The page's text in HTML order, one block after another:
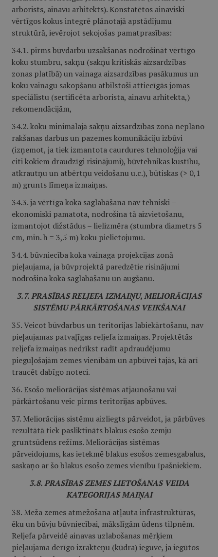
arborists, ainavu arhitekts). Konstatētos ainaviski
vērtīgos kokus integrē plānotajā apstādījumu
struktūrā, ievērojot sekojošas pamatprasības:
34.1. pirms būvdarbu uzsākšanas nodrošināt vērtīgo
koku stumbru, sakņu (sakņu kritiskās aizsardzības
zonas platībā) un vainaga aizsardzības pasākumus un
koku vainagu sakopšanu atbilstoši attiecīgās jomas
speciālistu (sertificēta arborista, ainavu arhitekta,)
rekomendācijām,
34.2. koku minimālajā sakņu aizsardzības zonā neplāno
rakšanas darbus un pazemes komunikāciju izbūvi
(izņemot, ja tiek izmantota caurdures tehnoloģija vai
citi kokiem draudzīgi risinājumi), būvtehnikas kustību,
atkrautņu un atbērtņu veidošanu u.c.), būtiskas (> 0,1
m) grunts līmeņa izmaiņas.
34.3. ja vērtīga koka saglabāšana nav tehniski –
ekonomiski pamatota, nodrošina tā aizvietošanu,
izmantojot dižstādus – lielizmēra (stumbra diametrs 5
cm, min. h = 3,5 m) koku pielietojumu.
34.4. būvniecība koka vainaga projekcijas zonā
pieļaujama, ja būvprojektā paredzētie risinājumi
nodrošina koka saglabāšanu un augšanu.
3.7. PRASĪBAS RELJEFA IZMAIŅU, MELIORĀCIJAS
SISTĒMU PĀRKĀRTOŠANAS VEIKŠANAI
35. Veicot būvdarbus un teritorijas labiekārtošanu, nav
pieļaujamas patvaļīgas reljefa izmaiņas. Projektētās
reljefa izmaiņas nedrīkst radīt apdraudējumu
pieguļošajām zemes vienībām un apbūvei tajās, kā arī
traucēt dabīgo noteci.
36. Esošo meliorācijas sistēmas atjaunošanu vai
pārkārtošanu veic pirms teritorijas apbūves.
37. Meliorācijas sistēmu aizliegts pārveidot, ja pārbūves
rezultātā tiek pasliktināts blakus esošo zemju
gruntsūdens režīms. Meliorācijas sistēmas
pārveidojums, kas ietekmē blakus esošos zemesgabalus,
saskaņo ar šo blakus esošo zemes vienību īpašniekiem.
3.8. PRASĪBAS ZEMES LIETOŠANAS VEIDA
KATEGORIJAS MAIŅAI
38. Meža zemes atmežošana atļauta infrastruktūras,
ēku un būvju būvniecībai, mākslīgām ūdens tilpnēm.
Reljefa pārveidē ainavas uzlabošanas mērķiem
pieļaujama derīgo izrakteņu (kūdra) ieguve, ja iegūtos